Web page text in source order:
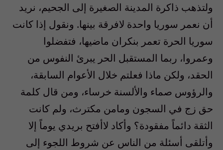
ولتذهب ذاكرة المدينة الصغيرة إلى الجحيم، نريد
أن نعمر سوريا واحدة لافرقة بينها. ونقول إذا كانت
سوريا الحرة تعمر بنكران ماضيها، فتفضلوا
وعمروا، ربما المستقبل الحر يبرئ النفوس من
الحقد، ولكن ماذا فعلتم خلال الأعوام السابقة،
والرؤوس صماء والألسنة خرساء، ومن قال كلمة
حق زج في السجون ومامن مكترث، ولم كانت
الثقة دائماً مفقودة؟ وأكاد لاأفتح بريدي يوماً إلا
وأتلقى أسئلة من الناس عن شروط اللجوء إلى